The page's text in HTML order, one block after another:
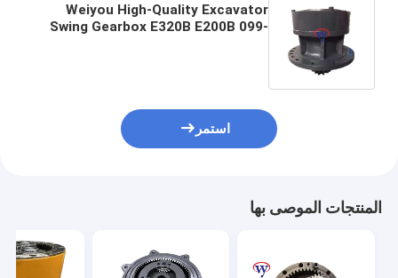
Weiyou High-Quality Excavator
Swing Gearbox E320B E200B 099-
استمر
المنتجات الموصى بها